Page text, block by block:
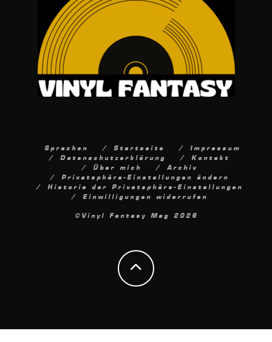
Sprachen Startseite Impressum
Datenschutzerklärung Kontakt
Über mich Archiv
Privatsphäre-Einstellungen ändern
Historie der Privatsphäre-Einstellungen
Einwilligungen widerrufen
©Vinyl Fantasy Mag 2026